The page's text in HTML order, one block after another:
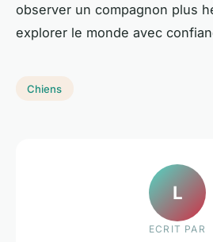
observer un compagnon plus
explorer le monde avec
Chiens
L
ECRIT PAR